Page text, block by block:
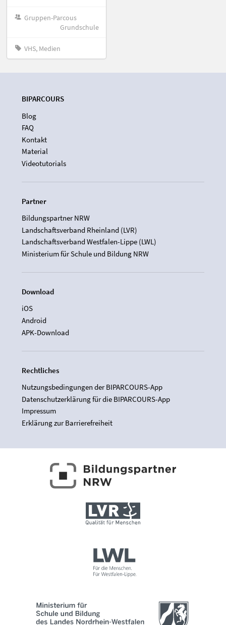
Gruppen-Parcous
Grundschule
VHS, Medien
BIPARCOURS
Blog
FAQ
Kontakt
Material
Videotutorials
Partner
Bildungspartner NRW
Landschaftsverband Rheinland (LVR)
Landschaftsverband Westfalen-Lippe (LWL)
Ministerium für Schule und Bildung NRW
Download
iOS
Android
APK-Download
Rechtliches
Nutzungsbedingungen der BIPARCOURS-App
Datenschutzerklärung für die BIPARCOURS-App
Impressum
Erklärung zur Barrierefreiheit